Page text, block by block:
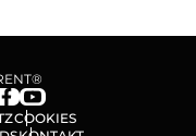
COOKIES